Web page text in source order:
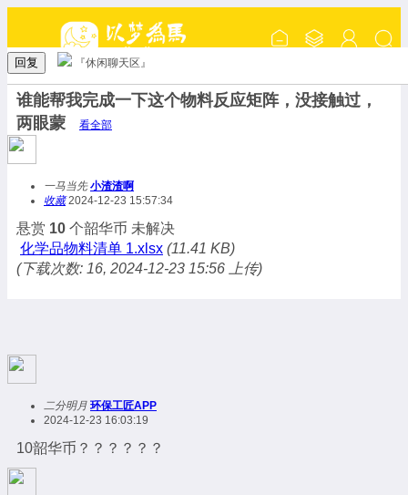
回复 『休闲聊天区』
谁能帮我完成一下这个物料反应矩阵，没接触过，
两眼蒙
看全部
一马当先 小渣渣啊
收藏2024-12-23 15:57:34
悬赏 10 个韶华币 未解决
化学品物料清单 1.xlsx (11.41 KB)
(下载次数: 16, 2024-12-23 15:56 上传)
二分明月 环保工匠APP
2024-12-23 16:03:19
10韶华币？？？？？？